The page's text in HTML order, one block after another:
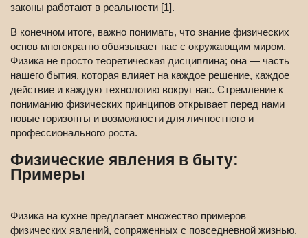
законы работают в реальности [1].
В конечном итоге, важно понимать, что знание физических
основ многократно обвязывает нас с окружающим миром.
Физика не просто теоретическая дисциплина; она — часть
нашего бытия, которая влияет на каждое решение, каждое
действие и каждую технологию вокруг нас. Стремление к
пониманию физических принципов открывает перед нами
новые горизонты и возможности для личностного и
профессионального роста.
Физические явления в быту:
Примеры
Физика на кухне предлагает множество примеров
физических явлений, сопряженных с повседневной жизнью.